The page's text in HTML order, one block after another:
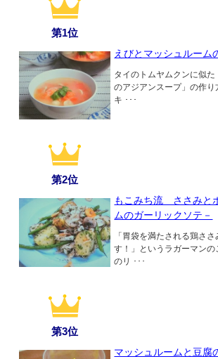
第1位
えびとマッシュルーム
タイのトムヤムクンに似
のアジアンスープ」の作
キ ･･･
第2位
もこみち流 ささみと
ムのガーリックソテ－
「胃袋を満たされる鶏さ
す！」というラガーマン
のリ ･･･
第3位
マッシュルームと豆腐